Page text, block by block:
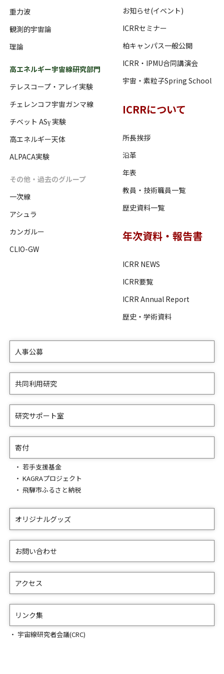
重力波
観測的宇宙論
理論
高エネルギー宇宙線研究部門
テレスコープ・アレイ実験
チェレンコフ宇宙ガンマ線
チベット ASγ 実験
高エネルギー天体
ALPACA実験
その他・過去のグループ
一次線
アシュラ
カンガルー
CLIO-GW
お知らせ(イベント)
ICRRセミナー
柏キャンパス一般公開
ICRR・IPMU合同講演会
宇宙・素粒子Spring School
ICRRについて
所長挨拶
沿革
年表
教員・技術職員一覧
歴史資料一覧
年次資料・報告書
ICRR NEWS
ICRR要覧
ICRR Annual Report
歴史・学術資料
人事公募
共同利用研究
研究サポート室
寄付
若手支援基金
KAGRAプロジェクト
飛騨市ふるさと納税
オリジナルグッズ
お問い合わせ
アクセス
リンク集
宇宙線研究者会議(CRC)